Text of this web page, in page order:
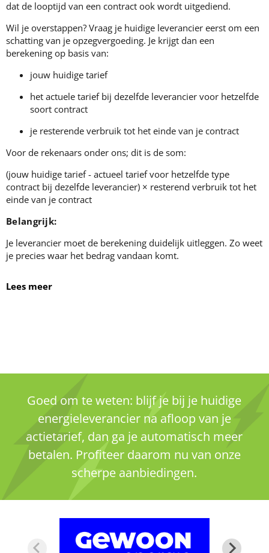
dat de looptijd van een contract ook wordt uitgediend.
Wil je overstappen? Vraag je huidige leverancier eerst om een
schatting van je opzegvergoeding. Je krijgt dan een
berekening op basis van:
jouw huidige tarief
het actuele tarief bij dezelfde leverancier voor hetzelfde
soort contract
je resterende verbruik tot het einde van je contract
Voor de rekenaars onder ons; dit is de som:
(jouw huidige tarief - actueel tarief voor hetzelfde type
contract bij dezelfde leverancier) × resterend verbruik tot het
einde van je contract
Belangrijk:
Je leverancier moet de berekening duidelijk uitleggen. Zo weet
je precies waar het bedrag vandaan komt.
Lees meer
Goed om te weten: blijf je bij je huidige
energieleverancier na afloop van je
actietarief, dan ga je automatisch meer
betalen. Profiteer daarom nu van onze
scherpe aanbiedingen.